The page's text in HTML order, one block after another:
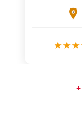
★★★